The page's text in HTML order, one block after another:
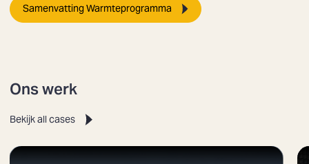
Samenvatting Warmteprogramma
Ons werk
Bekijk all cases
Zoeken